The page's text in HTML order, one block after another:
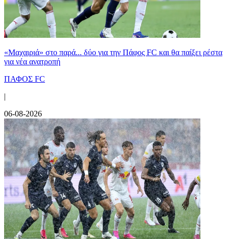
«Μαχαιριά» στο παρά... δύο για την Πάφος FC και θα παίξει ρέστα
για νέα ανατροπή
ΠΑΦΟΣ FC
|
06-08-2026